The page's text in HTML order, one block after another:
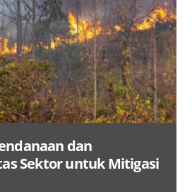
dan
Sektor untuk Mitigasi